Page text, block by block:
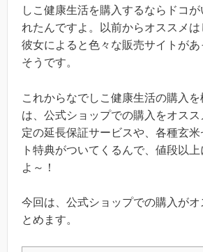
しこ健康生活を購入するならドコ
れたんですよ。以前からオススメは
彼女によると色々な販売サイトがあ
そうです。
これからなでしこ健康生活の購入
は、公式ショップでの購入をオス
定の延長保証サービスや、各種玄
ト特典がついてくるんで、値段以
よ～！
今回は、公式ショップでの購入がオ
とめます。